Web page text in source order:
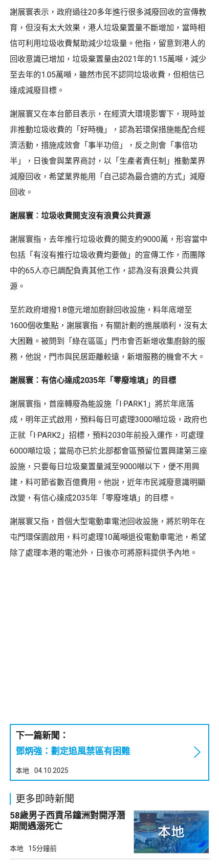
謝展寰表示，政府過往20多年進行很多減廢回收的宣傳教
育，但沒有太大效果，港人垃圾棄置量不斷增加，當時相
信可利用垃圾收費幫助減少垃圾量。他指，留意到港人的
回收意識已增加，垃圾棄置量由2021年的1.15萬噸，減少
至去年的1.05萬噸，雖然市民不認同垃圾收費，但相信已
達成減廢目標。
謝展寰又在本台節目表示，在經濟大環境影響下，現時並
非推動垃圾收費的「好時機」，認為若環保措施能配合經
濟活動，措施成效會「事半功倍」，反之則會「事倍功
半」，日後會與業界商討，以「生產者責任制」推動業界
減廢回收，希望業界能用「自己認為最合適的方式」減廢
回收。
謝展寰︰垃圾收費開支沒有浪費公共資源
謝展寰指，去年推行垃圾收費的開支約9000萬，形容當中
包括「有沒有推行垃圾收費均要做」的宣傳工作，而團隊
中的65人亦已調配負責其他工作，認為沒有浪費公共資
源。
至於政府增撥1.8億元增加廚餘回收設施，料年底增至
1600個收集點，謝展寰指，有關計劃的進展順利，沒有太
大困難。被問到「綠在區區」門市會否新增收集廚餘的服
務，他說，門市與民居距離較遠，新增服務的機會不大。
謝展寰：有信心達成2035年「零廢堆填」的目標
謝展寰指，首座轉廢為能設施「I·PARK1」將於年底落
成，明年正式啟用，預料每日可處理3000噸垃圾，政府也
正就「I·PARK2」招標，預料2030年前投入運作，可處理
6000噸垃圾；當局亦已於北部都會區預留位置興建第三座
設施，只要每日垃圾棄置量減至9000噸以下，便不用興
建，料可節省數百億費用。他說，近年市民減廢意識明顯
改變，有信心達成2035年「零廢堆填」的目標。
謝展寰又指，首個大型電動車電池回收設施，將於明年在
屯門環保園啟用，料可處理10萬噸退役電動車電池，希望
除了處理本港的電池外，日後亦可將原料提供予內地。
下一篇新聞：
鄧炳強：劃定追風禁區有困難
本地 04.10.2025
更多即時新聞
58歲男子西貢吊鐘洲對開浮潛
期間遇溺死亡
本地 15分鐘前